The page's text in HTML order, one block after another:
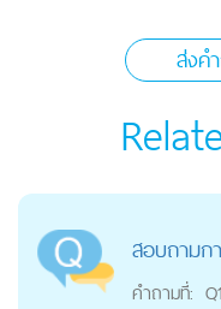
ส่งค
สอบถามก
คำถามที่: